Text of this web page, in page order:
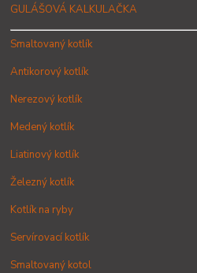
GULÁŠOVÁ KALKULAČKA
Smaltovaný kotlík
Antikorový kotlík
Nerezový kotlík
Medený kotlík
Liatinový kotlík
Železný kotlík
Kotlík na ryby
Servírovací kotlík
Smaltovaný kotol